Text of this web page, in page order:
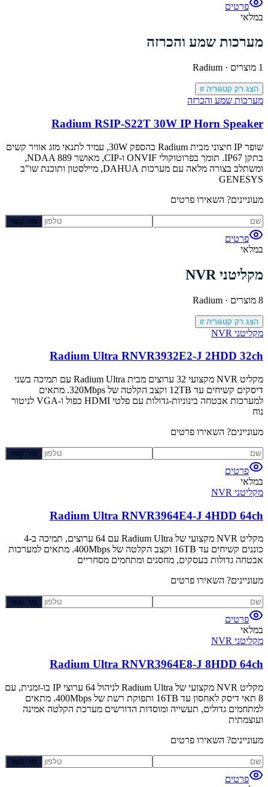
פרטים
במלאי
מערכות שמע והכרזה
1 מוצרים · Radium
הצג רק קטגוריה זו
מערכות שמע והכרזה
Radium RSIP-S22T 30W IP Horn Speaker
שופר IP חיצוני מבית Radium בהספק 30W, עמיד לתנאי מזג אוויר קשים
בתקן IP67. תומך בפרוטוקולי ONVIF ו-CIP, מאושר NDAA 889,
ומשתלב בצורה מלאה עם מערכות DAHUA, מיילסטון ותוכנת שו"ב
GENESYS
מעוניינים? השאירו פרטים
צור קשר
פרטים
במלאי
מקליטני NVR
8 מוצרים · Radium
הצג רק קטגוריה זו
מקליטני NVR
Radium Ultra RNVR3932E2-J 2HDD 32ch
מקליט NVR מקצועי 32 ערוצים מבית Radium Ultra עם תמיכה בשני
דיסקים קשיחים עד 12TB וקצב הקלטה של 320Mbps. מתאים
למערכות אבטחה בינוניות-גדולות עם פלטי HDMI כפול ו-VGA לניטור
נוח
מעוניינים? השאירו פרטים
צור קשר
פרטים
במלאי
מקליטני NVR
Radium Ultra RNVR3964E4-J 4HDD 64ch
מקליט NVR מקצועי של Radium Ultra עם 64 ערוצים, תמיכה ב-4
כוננים קשיחים עד 16TB וקצב הקלטה של 400Mbps. מתאים למערכות
אבטחה גדולות בעסקים, מחסנים ומתחמים מסחריים
מעוניינים? השאירו פרטים
צור קשר
פרטים
במלאי
מקליטני NVR
Radium Ultra RNVR3964E8-J 8HDD 64ch
מקליט NVR מקצועי של Radium Ultra לניהול 64 ערוצי IP בו-זמנית, עם
8 תאי דיסק לאחסון עד 16TB ותפוקת רשת של 400Mbps. מתאים
למתחמים גדולים, תעשייה ומוסדות הדורשים מערכת הקלטה אמינה
ועוצמתית
מעוניינים? השאירו פרטים
צור קשר
פרטים